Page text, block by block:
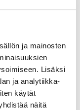
ja mainosten
Lisäksi
ja analytiikka-
käytät
näitä